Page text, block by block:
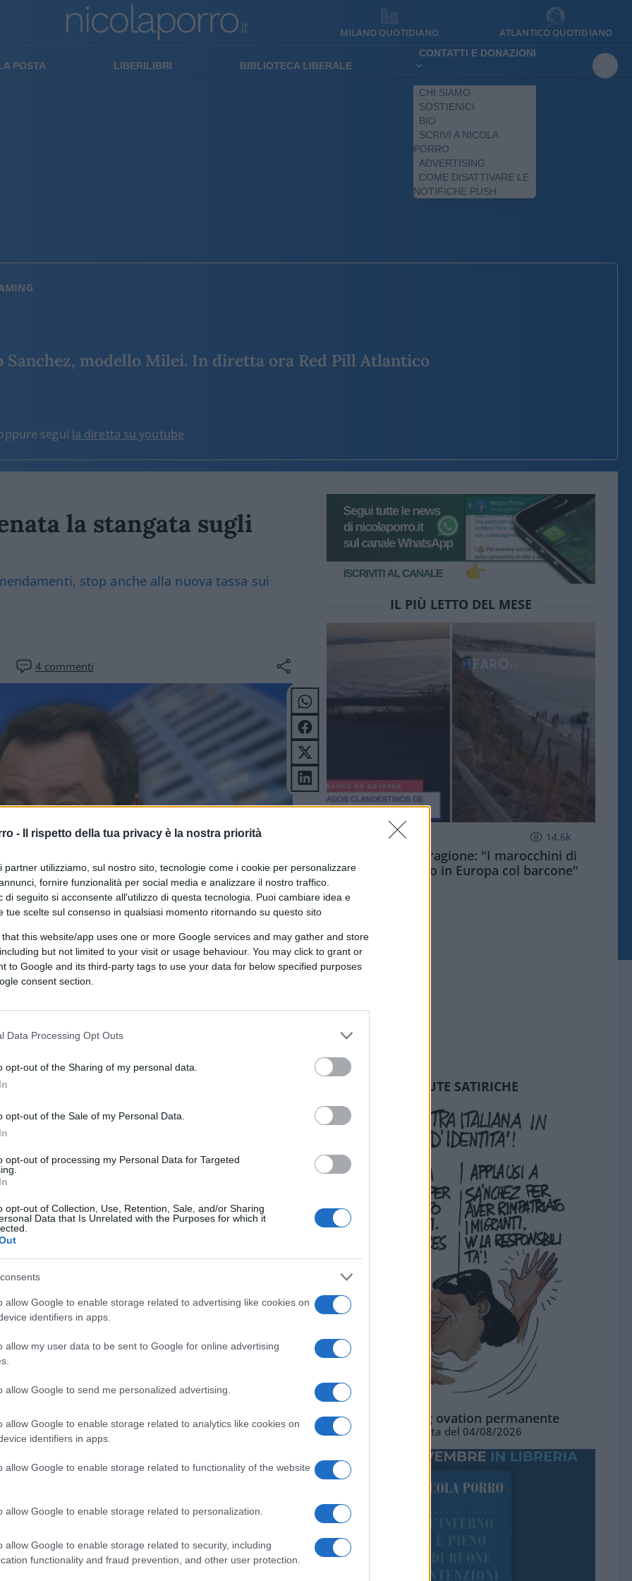
- Il rispetto della tua privacy è la nostra priorità
partner utilizziamo, sul nostro sito, tecnologie come i cookie per personalizzare
fornire funzionalità per social media e analizzare il nostro traffico.
di seguito si acconsente all'utilizzo di questa tecnologia. Puoi cambiare idea e
tue scelte sul consenso in qualsiasi momento ritornando su questo sito
that this website/app uses one or more Google services and may gather and store
but not limited to your visit or usage behaviour. You may click to grant or
to Google and its third-party tags to use your data for below specified purposes
consent section.
Data Processing Opt Outs
opt-out of the Sharing of my personal data.
opt-out of the Sale of my Personal Data.
opt-out of processing my Personal Data for Targeted
opt-out of Collection, Use, Retention, Sale, and/or Sharing
Data that Is Unrelated with the Purposes for which it
allow Google to enable storage related to advertising like cookies on
identifiers in apps.
allow my user data to be sent to Google for online advertising
allow Google to send me personalized advertising.
allow Google to enable storage related to analytics like cookies on
identifiers in apps.
allow Google to enable storage related to functionality of the website
allow Google to enable storage related to personalization.
allow Google to enable storage related to security, including
functionality and fraud prevention, and other user protection.
MILANO QUOTIDIANO ATLANTICO QUOTIDIANO
POSTA LIBERILIBRI BIBLIOTECA LIBERALE
CONTATTI E DONAZIONI
CHI SIAMO
SOSTIENICI
BIO
SCRIVI A NICOLA
PORRO
ADVERTISING
COME DISATTIVARE LE
NOTIFICHE PUSH
Sanchez, modello Milei. In diretta ora Red Pill Atlantico
segui la diretta su youtube
la stangata sugli
stop anche alla nuova tassa sui
4 commenti
tramite DALL·E di OpenAI
su Google CLICCA QUI
sembra di assistere alla solita scena:
i partiti che segnalano, correggono,
disperatamente di capire se questa
mancare, nel menu di quest’anno, il
il bersaglio preferito di chi cerca una
sociale.
al 26 per cento è stata infatti una di
rischia di fare più danni che benefici.
di tassazione creativa, è anche
bisogno di soldi guarda sempre nelle
un immobile, magari dopo anni di
per far quadrare i conti
copertura? Tassi l’immobiliarista, anche
segnalati, chieda di
al 26%, via anche la norma sulla
siano esattamente delle povere vittime,
di massacrare un settore che funziona
IL PIÙ LETTO DEL MESE
14.6k
Meloni aveva ragione: "I marocchini di
Ceuta sbarcano in Europa col barcone"
SEDUTE SATIRICHE
La standing ovation permanente
Vignetta del 04/08/2026